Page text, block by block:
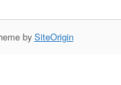
by SiteOrigin